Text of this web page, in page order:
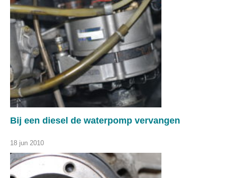
Bij een diesel de waterpomp vervangen
18 jun 2010